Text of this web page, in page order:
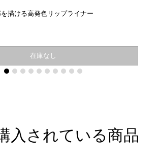
描ける高発色リップライナー
在庫なし
入されている商品